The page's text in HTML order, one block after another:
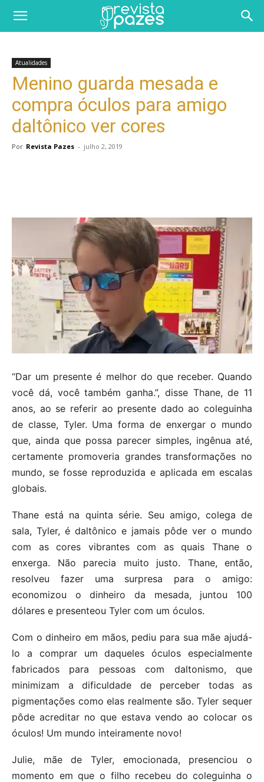
Atualidades
Menino guarda mesada e
compra óculos para amigo
daltônico ver cores
Por Revista Pazes - julho 2, 2019
“Dar um presente é melhor do que receber. Quando
você dá, você também ganha.”, disse Thane, de 11
anos, ao se referir ao presente dado ao coleguinha
de classe, Tyler. Uma forma de enxergar o mundo
que, ainda que possa parecer simples, ingênua até,
certamente promoveria grandes transformações no
mundo, se fosse reproduzida e aplicada em escalas
globais.
Thane está na quinta série. Seu amigo, colega de
sala, Tyler, é daltônico e jamais pôde ver o mundo
com as cores vibrantes com as quais Thane o
enxerga. Não parecia muito justo. Thane, então,
resolveu fazer uma surpresa para o amigo:
economizou o dinheiro da mesada, juntou 100
dólares e presenteou Tyler com um óculos.
Com o dinheiro em mãos, pediu para sua mãe ajudá-
lo a comprar um daqueles óculos especialmente
fabricados para pessoas com daltonismo, que
minimizam a dificuldade de perceber todas as
pigmentações como elas realmente são. Tyler sequer
pôde acreditar no que estava vendo ao colocar os
óculos! Um mundo inteiramente novo!
Julie, mãe de Tyler, emocionada, presenciou o
momento em que o filho recebeu do coleguinha o